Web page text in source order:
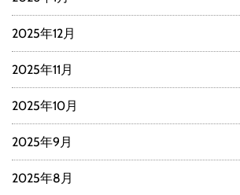
2025年12月
2025年11月
2025年10月
2025年9月
2025年8月